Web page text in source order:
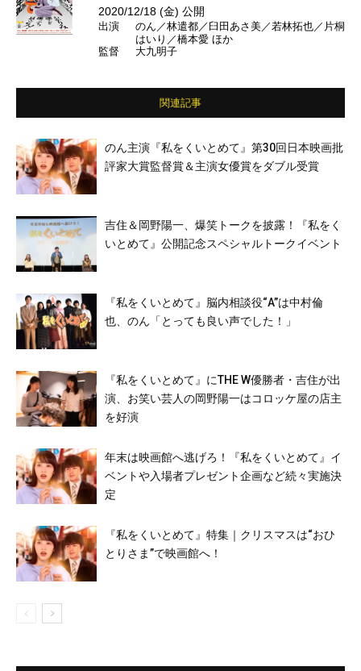
2020/12/18 (金) 公開
出演
のん／林遣都／臼田あさ美／若林拓也／片桐
はいり／橋本愛 ほか
監督
大九明子
関連記事
のん主演『私をくいとめて』第30回日本映画批
評家大賞監督賞＆主演女優賞をダブル受賞
吉住＆岡野陽一、爆笑トークを披露！『私をく
いとめて』公開記念スペシャルトークイベント
『私をくいとめて』脳内相談役“A”は中村倫
也、のん「とっても良い声でした！」
『私をくいとめて』にTHE W優勝者・吉住が出
演、お笑い芸人の岡野陽一はコロッケ屋の店主
を好演
年末は映画館へ逃げろ！『私をくいとめて』イ
ベントや入場者プレゼント企画など続々実施決
定
『私をくいとめて』特集｜クリスマスは“おひ
とりさま”で映画館へ！